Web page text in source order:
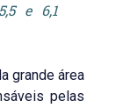
e 6,1
grande área
pelas